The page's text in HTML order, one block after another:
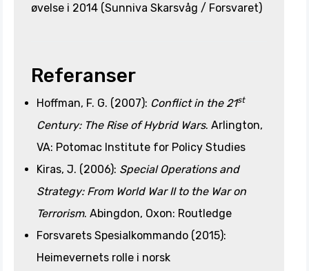
øvelse i 2014 (Sunniva Skarsvåg / Forsvaret)
Referanser
Hoffman, F. G. (2007): Conflict in the 21st
Century: The Rise of Hybrid Wars. Arlington,
VA: Potomac Institute for Policy Studies
Kiras, J. (2006): Special Operations and
Strategy: From World War II to the War on
Terrorism. Abingdon, Oxon: Routledge
Forsvarets Spesialkommando (2015):
Heimevernets rolle i norsk